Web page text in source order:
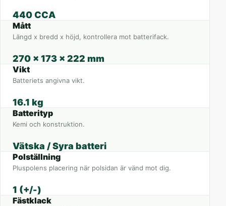
440 CCA
Mått
Längd x bredd x höjd, kontrollera mot batterifack.
270 x 173 x 222 mm
Vikt
Batteriets angivna vikt.
16.1 kg
Batterityp
Kemi och konstruktion.
Vätska / Syra batteri
Polställning
Pluspolens placering när polsidan är vänd mot dig.
1 (+/-)
Fästklack